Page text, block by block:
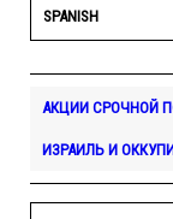
SPANISH
АКЦИИ СРОЧНОЙ
ИЗРАИЛЬ И